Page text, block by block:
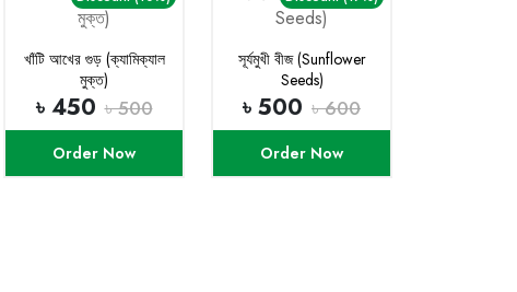
খাঁটি আখের গুড় (ক্যামিক্যাল
মুক্ত)
৳ 450 ৳ 500
Order Now
সূর্যমুখী বীজ (Sunflower
Seeds)
৳ 500 ৳ 600
Order Now